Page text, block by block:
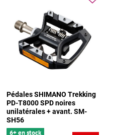
Pédales SHIMANO Trekking
PD-T8000 SPD noires
unilatérales + avant. SM-
SH56
6+ en stock